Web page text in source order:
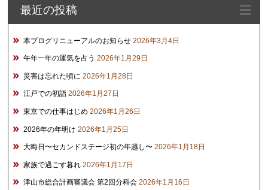
ブ
最近の投稿
本ブログリニューアルのお知らせ 2026年3月4日
午年一年の運気を占う 2026年1月29日
災害は忘れた頃に 2026年1月28日
江戸での初詣 2026年1月27日
東京での仕事はじめ 2026年1月26日
2026年の年明け 2026年1月25日
大晦日〜セカンドステージ初の年越し〜 2026年1月18日
家族で過ごす暮れ 2026年1月17日
津山市総合計画審議会 第2回分科会 2026年1月16日